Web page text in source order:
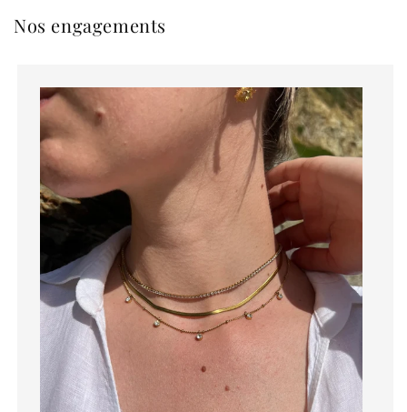
Nos engagements